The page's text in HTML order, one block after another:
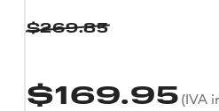
$269.85
$169.95(IVA